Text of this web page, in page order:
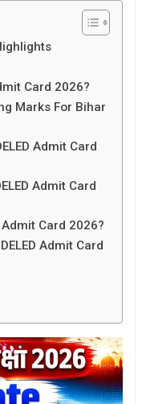
Card 2026?
Marks For Bihar
Admit Card
Admit Card
Card 2026?
Admit Card